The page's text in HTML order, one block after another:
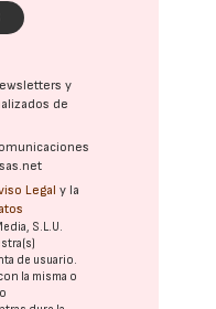
y
de
Legal y la
S.L.U.
de usuario.
la misma o